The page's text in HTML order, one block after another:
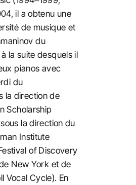
il a obtenu une
de musique et
du
la suite desquels il
pianos avec
du
la direction de
Scholarship
la direction du
Institute
of Discovery
New York et de
Vocal Cycle). En